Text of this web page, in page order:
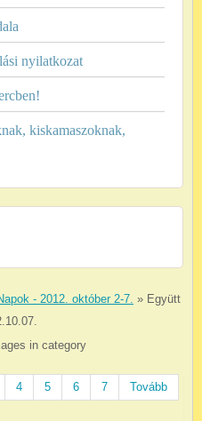
nyilatkozat
kiskamaszoknak,
- 2012. október 2-7. » Együtt
in category
4 5 6 7
Tovább